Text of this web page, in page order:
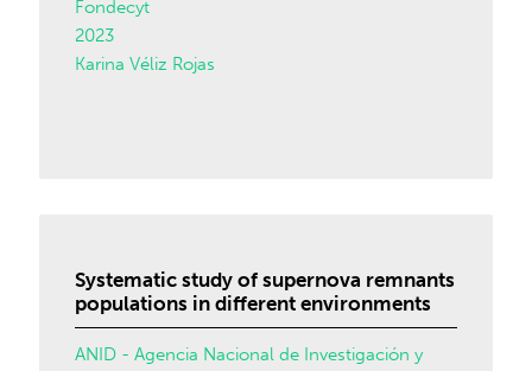
Fondecyt
2023
Karina Véliz Rojas
Systematic study of supernova remnants
populations in different environments
ANID - Agencia Nacional de Investigación y